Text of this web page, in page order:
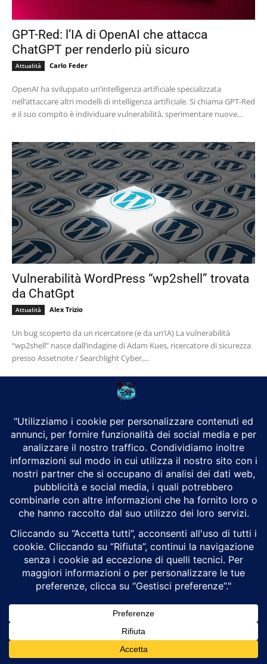
GPT-Red: l’IA di OpenAI che attacca
ChatGPT per renderlo più sicuro
Attualità Carlo Feder
OpenAI ha sviluppato un’intelligenza artificiale specializzata
nell’attaccare altri modelli di intelligenza artificiale. Si chiama GPT-Red
e il suo compito è individuare vulnerabilità, sperimentare nuove...
Vulnerabilità WordPress “wp2shell” trovata
da ChatGpt
Attualità Alex Trizio
Un bug scoperto da un ricercatore (e da un’IA) La vulnerabilità
“wp2shell” nasce dall’indagine di Adam Kues, ricercatore di sicurezza
presso Assetnote / Searchlight Cyber,...
protegge o ci sorveglia?
Alex Trizio
Dal 7 luglio 2026 tutte le nuove auto immatricolate nell’Unione
Europea dovranno essere dotate di un sistema di Advanced Driver
Distraction Warning, un dispositivo...